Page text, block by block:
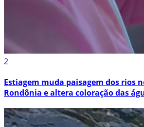
2
Estiagem muda paisagem dos rios
Rondônia e altera coloração das